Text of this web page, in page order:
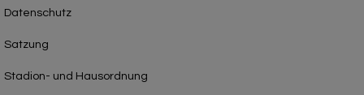
Datenschutz
Satzung
Stadion- und Hausordnung